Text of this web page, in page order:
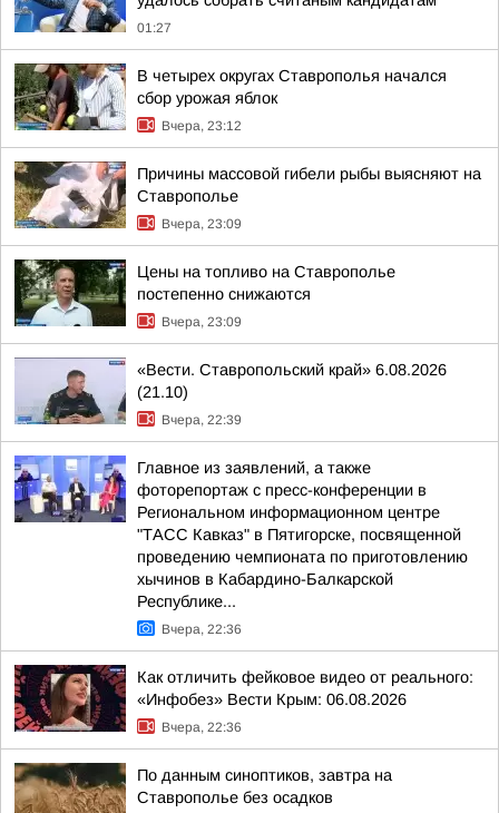
01:27
В четырех округах Ставрополья начался
сбор урожая яблок
Вчера, 23:12
Причины массовой гибели рыбы выясняют на
Ставрополье
Вчера, 23:09
Цены на топливо на Ставрополье
постепенно снижаются
Вчера, 23:09
«Вести. Ставропольский край» 6.08.2026
(21.10)
Вчера, 22:39
Главное из заявлений, а также
фоторепортаж с пресс-конференции в
Региональном информационном центре
"ТАСС Кавказ" в Пятигорске, посвященной
проведению чемпионата по приготовлению
хычинов в Кабардино-Балкарской
Республике...
Вчера, 22:36
Как отличить фейковое видео от реального:
«Инфобез» Вести Крым: 06.08.2026
Вчера, 22:36
По данным синоптиков, завтра на
Ставрополье без осадков